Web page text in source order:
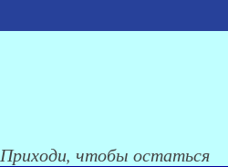
Приходи, чтобы остаться